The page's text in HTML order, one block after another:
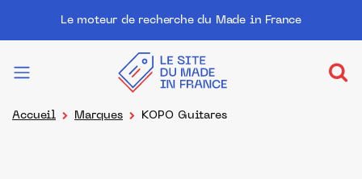
Le moteur de recherche du Made in France
Accueil Marques KOPO Guitares